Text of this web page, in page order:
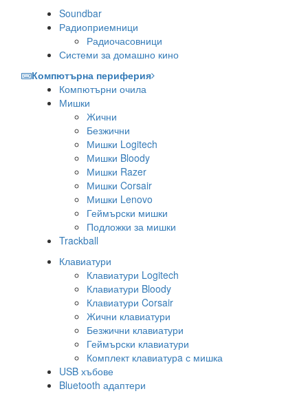
Soundbar
Радиоприемници
Радиочасовници
Системи за домашно кино
Компютърна периферия
Компютърни очила
Мишки
Жични
Безжични
Мишки Logitech
Мишки Bloody
Мишки Razer
Мишки Corsair
Мишки Lenovo
Геймърски мишки
Подложки за мишки
Trackball
Клавиатури
Клавиатури Logitech
Клавиатури Bloody
Клавиатури Corsair
Жични клавиатури
Безжични клавиатури
Геймърски клавиатури
Комплект клавиатурa с мишка
USB хъбове
Bluetooth адаптери